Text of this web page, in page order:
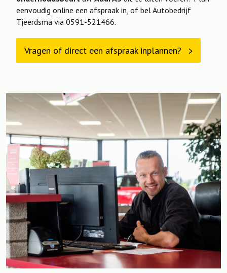
eenvoudig online een afspraak in, of bel Autobedrijf
Tjeerdsma via 0591-521466.
Vragen of direct een afspraak inplannen?